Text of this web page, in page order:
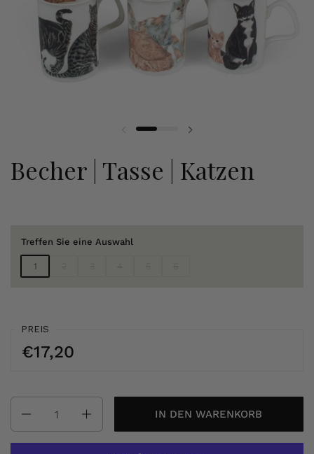
Becher | Tasse | Katzen
Treffen Sie eine Auswahl
1
PREIS
€17,20
IN DEN WARENKORB